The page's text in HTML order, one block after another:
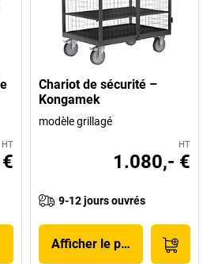
HT
Chariot de sécurité –
Kongamek
modèle grillagé
HT
1.080,- €
9-12 jours ouvrés
Afficher le produit